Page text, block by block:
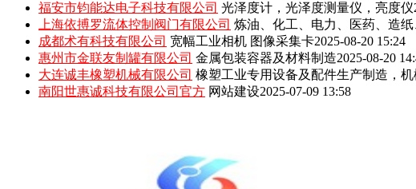
福安市钧能达电子科技有限公司 光泽度计，光泽度测量仪，亮度仪
上海依搏罗流体控制阀门有限公司 炼油、化工、电力、医药、造
成都术有科技有限公司 宽幅工业相机 图像采集卡2025-08-20 15:24
惠州市金联友制罐有限公司 金属包装容器及材料制造2025-08-20
大连诚丰橡塑机械有限公司 橡塑工业专用设备及配件生产制造，
南阳世惠诚科技有限公司官方 网站建设2025-07-09 13:58